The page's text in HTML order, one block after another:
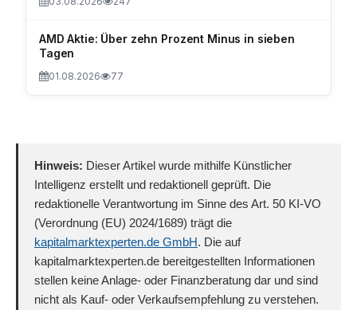
AMD Aktie: Über zehn Prozent Minus in sieben
Tagen
01.08.2026 77
Hinweis: Dieser Artikel wurde mithilfe Künstlicher
Intelligenz erstellt und redaktionell geprüft. Die
redaktionelle Verantwortung im Sinne des Art. 50 KI-VO
(Verordnung (EU) 2024/1689) trägt die
kapitalmarktexperten.de GmbH. Die auf
kapitalmarktexperten.de bereitgestellten Informationen
stellen keine Anlage- oder Finanzberatung dar und sind
nicht als Kauf- oder Verkaufsempfehlung zu verstehen.